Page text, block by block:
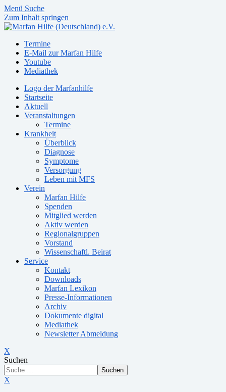
Menü Suche
Zum Inhalt springen
Termine
E-Mail zur Marfan Hilfe
Youtube
Mediathek
Logo der Marfanhilfe
Startseite
Aktuell
Veranstaltungen
Termine
Krankheit
Überblick
Diagnose
Symptome
Versorgung
Leben mit MFS
Verein
Marfan Hilfe
Spenden
Mitglied werden
Aktiv werden
Regionalgruppen
Vorstand
Wissenschaftl. Beirat
Service
Kontakt
Downloads
Marfan Lexikon
Presse-Informationen
Archiv
Dokumente digital
Mediathek
Newsletter Abmeldung
X
Suchen
Suchen
X